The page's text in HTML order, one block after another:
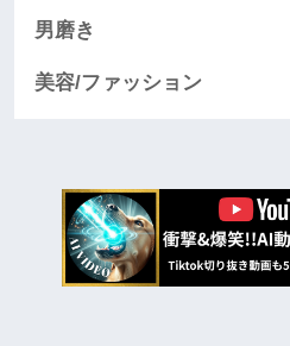
男磨き
美容/ファッション